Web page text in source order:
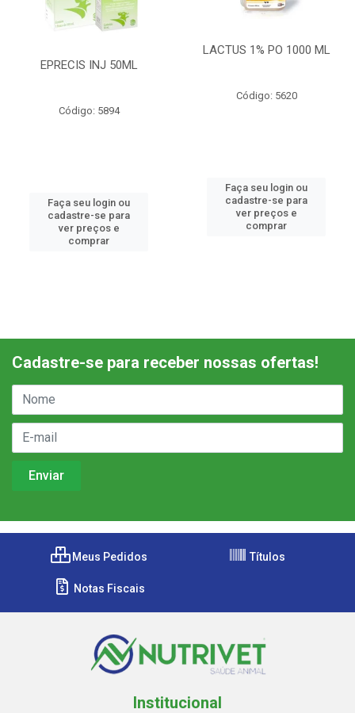
EPRECIS INJ 50ML
Código: 5894
Faça seu login ou
cadastre-se para
ver preços e
comprar
LACTUS 1% PO 1000 ML
Código: 5620
Faça seu login ou
cadastre-se para
ver preços e
comprar
Cadastre-se para receber nossas ofertas!
Meus Pedidos Títulos
Notas Fiscais
Institucional